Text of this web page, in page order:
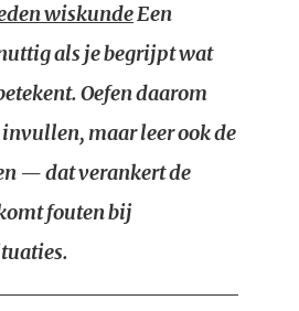
wiskundeEen
als je begrijpt wat
Oefen daarom
maar leer ook de
— dat verankert de
fouten bij